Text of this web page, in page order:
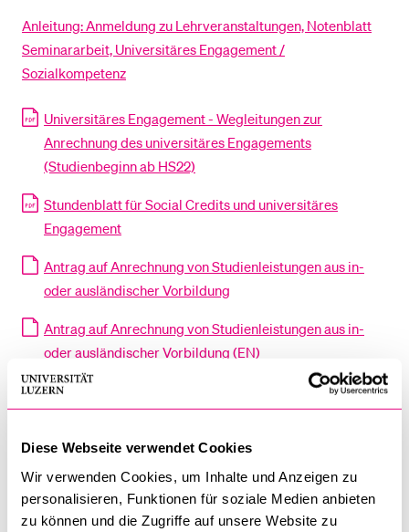
Diese Webseite verwendet Cookies
Wir verwenden Cookies, um Inhalte und Anzeigen zu
personalisieren, Funktionen für soziale Medien anbieten
zu können und die Zugriffe auf unsere Website zu
Anleitung: Anmeldung zu Lehrveranstaltungen, Notenblatt
Seminararbeit, Universitäres Engagement /
Sozialkompetenz
Universitäres Engagement - Wegleitungen zur
Anrechnung des universitäres Engagements
(Studienbeginn ab HS22)
Stundenblatt für Social Credits und universitäres
Engagement
Antrag auf Anrechnung von Studienleistungen aus in-
oder ausländischer Vorbildung
Antrag auf Anrechnung von Studienleistungen aus in-
oder ausländischer Vorbildung (EN)
Richtlinien über das Doppelstudium und Zweitstudium
an der KSF
Prüfungen und schriftliche Arbeiten